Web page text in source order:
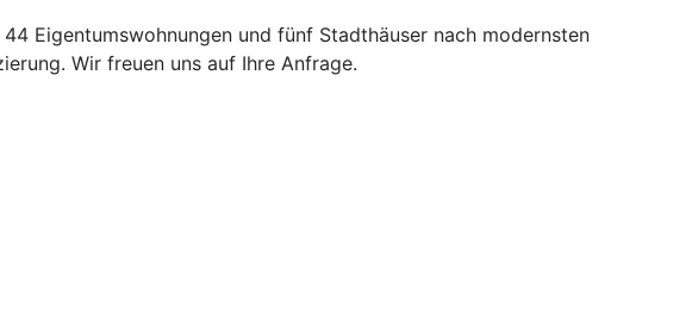
Eigentumswohnungen und fünf Stadthäuser nach modernsten
Wir freuen uns auf Ihre Anfrage.